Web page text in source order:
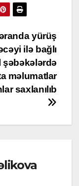
yürüş
ilə bağlı
şəbəkələrdə
məlumatlar
saxlanılıb